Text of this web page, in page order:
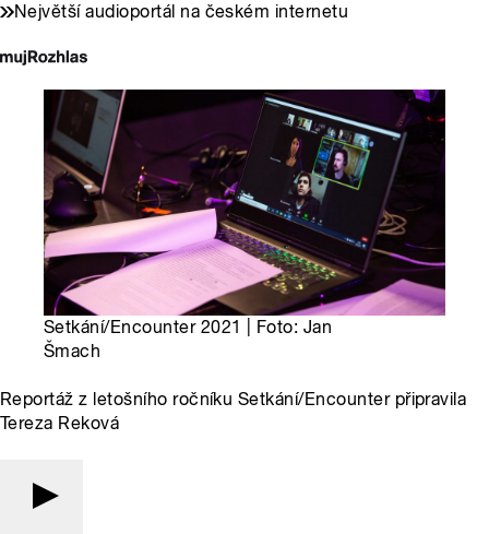
Největší audioportál na českém internetu
Setkání/Encounter 2021 | Foto: Jan
Šmach
Reportáž z letošního ročníku Setkání/Encounter připravila
Tereza Reková